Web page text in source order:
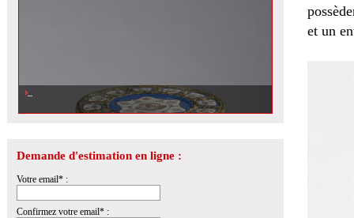
Estimation d\'un guéridon en porcelaine à fond bleu dans notre prochaine
vente à Argent-sur-Sauldre
Demande d'estimation en ligne :
Votre email* :
Confirmez votre email* :
et un